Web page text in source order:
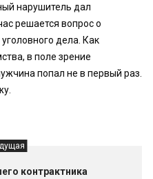
нарушитель дал
решается вопрос о
дела. Как
в поле зрение
попал не в первый раз.
контрактника